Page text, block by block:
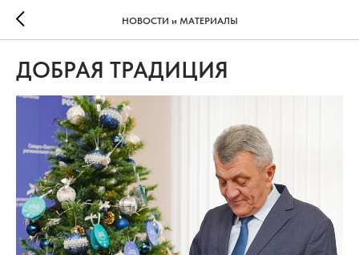
НОВОСТИ и МАТЕРИАЛЫ
ДОБРАЯ ТРАДИЦИЯ